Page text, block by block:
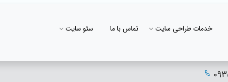
خدمات طراحی سایت تماس با ما سئو سایت